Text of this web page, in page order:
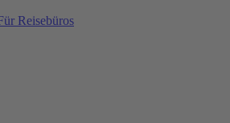
Reisebüros